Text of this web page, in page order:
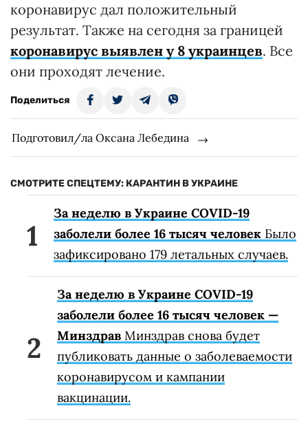
коронавирус дал положительный
результат. Также на сегодня за границей
коронавирус выявлен у 8 украинцев. Все
они проходят лечение.
Поделиться
Подготовил/ла Оксана Лебедина
СМОТРИТЕ СПЕЦТЕМУ: КАРАНТИН В УКРАИНЕ
За неделю в Украине COVID-19
заболели более 16 тысяч человек Было
зафиксировано 179 летальных случаев.
За неделю в Украине COVID-19
заболели более 16 тысяч человек —
Минздрав Минздрав снова будет
публиковать данные о заболеваемости
коронавирусом и кампании
вакцинации.